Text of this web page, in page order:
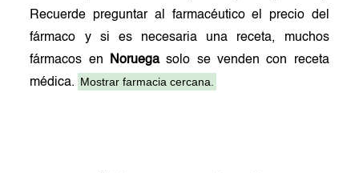
Recuerde preguntar al farmacéutico el precio del
fármaco y si es necesaria una receta, muchos
fármacos en
Noruegasolo se venden con receta
médica. Mostrar farmacia cercana.